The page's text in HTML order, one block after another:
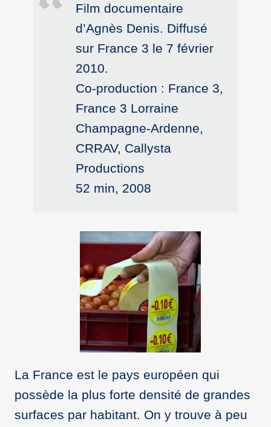
Film documentaire
d’Agnès Denis. Diffusé
sur France 3 le 7 février
2010.
Co-production : France 3,
France 3 Lorraine
Champagne-Ardenne,
CRRAV, Callysta
Productions
52 min, 2008
La France est le pays européen qui
possède la plus forte densité de grandes
surfaces par habitant. On y trouve à peu